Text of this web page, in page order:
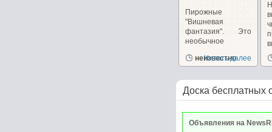
Пирожные
"Вишневая
фантазия". Это
необычное
сочетает в себе,...
неизвестно
Читать далее
Доска бесплатных
Объявления на